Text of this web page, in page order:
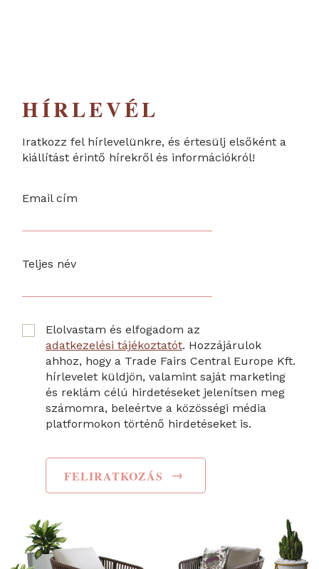
HÍRLEVÉL
Iratkozz fel hírlevelünkre, és értesülj elsőként a
kiállítást érintő hírekről és információkról!
Email cím
Teljes név
Elolvastam és elfogadom az
adatkezelési tájékoztatót. Hozzájárulok
ahhoz, hogy a Trade Fairs Central Europe Kft.
hírlevelet küldjön, valamint saját marketing
és reklám célú hirdetéseket jelenítsen meg
számomra, beleértve a közösségi média
platformokon történő hirdetéseket is.
FELIRATKOZÁS →